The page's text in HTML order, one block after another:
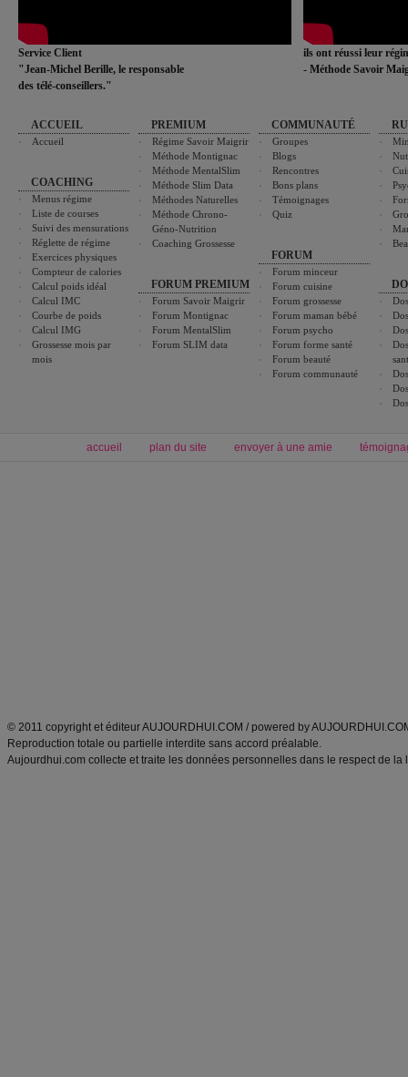
Service Client
"Jean-Michel Berille, le responsable
des télé-conseillers."
ils ont réussi leur
- Méthode Savoir
ACCUEIL
Accueil
COACHING
Menus régime
Liste de courses
Suivi des mensurations
Réglette de régime
Exercices physiques
Compteur de calories
Calcul poids idéal
Calcul IMC
Courbe de poids
Calcul IMG
Grossesse mois par
mois
PREMIUM
Régime Savoir Maigrir
Méthode Montignac
Méthode MentalSlim
Méthode Slim Data
Méthodes Naturelles
Méthode Chrono-
Géno-Nutrition
Coaching Grossesse
FORUM PREMIUM
Forum Savoir Maigrir
Forum Montignac
Forum MentalSlim
Forum SLIM data
COMMUNAUTÉ
Groupes
Blogs
Rencontres
Bons plans
Témoignages
Quiz
FORUM
Forum minceur
Forum cuisine
Forum grossesse
Forum maman bébé
Forum psycho
Forum forme santé
Forum beauté
Forum communauté
accueil plan du site envoyer à une amie
© 2011 copyright et éditeur AUJOURDHUI.COM / powered by
Reproduction totale ou partielle interdite sans accord préalable.
Aujourdhui.com collecte et traite les données personnelles dans le respect de